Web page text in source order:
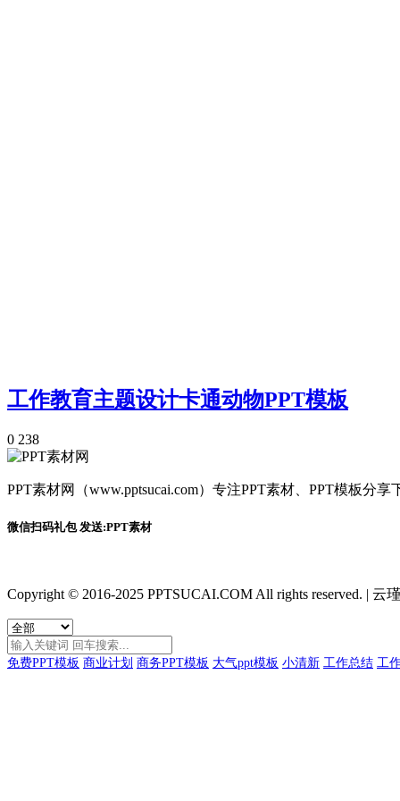
工作教育主题设计卡通动物PPT模板
0 238
PPT素材网（www.pptsucai.com）专注PPT素材、PPT模板分
微信扫码礼包 发送:PPT素材
Copyright © 2016-2025 PPTSUCAI.COM All rights reserved. | 云
免费PPT模板 商业计划 商务PPT模板 大气ppt模板 小清新 工作总结 工